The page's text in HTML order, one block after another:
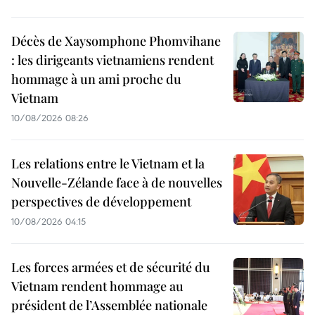
Décès de Xaysomphone Phomvihane
: les dirigeants vietnamiens rendent
hommage à un ami proche du
Vietnam
10/08/2026 08:26
Les relations entre le Vietnam et la
Nouvelle-Zélande face à de nouvelles
perspectives de développement
10/08/2026 04:15
Les forces armées et de sécurité du
Vietnam rendent hommage au
président de l’Assemblée nationale